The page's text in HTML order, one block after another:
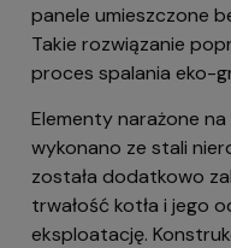
panele umieszczone
Takie rozwiązanie
proces spalania eko-
Elementy narażone
wykonano ze stali
została dodatkowo
trwałość kotła i jego
eksploatację.